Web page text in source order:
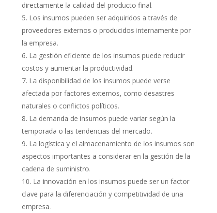
directamente la calidad del producto final.
Los insumos pueden ser adquiridos a través de
proveedores externos o producidos internamente por
la empresa.
La gestión eficiente de los insumos puede reducir
costos y aumentar la productividad.
La disponibilidad de los insumos puede verse
afectada por factores externos, como desastres
naturales o conflictos políticos.
La demanda de insumos puede variar según la
temporada o las tendencias del mercado.
La logística y el almacenamiento de los insumos son
aspectos importantes a considerar en la gestión de la
cadena de suministro.
La innovación en los insumos puede ser un factor
clave para la diferenciación y competitividad de una
empresa.